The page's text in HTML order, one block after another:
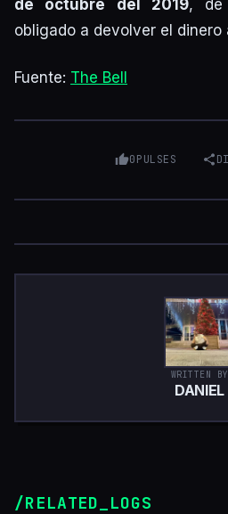
de octubre del 2019, de
obligado a devolver el dinero
Fuente: The Bell
0PULSES
WRITTEN BY
DANIEL
/RELATED_LOGS